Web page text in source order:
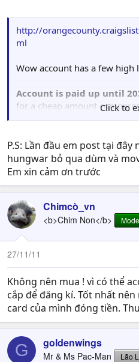
http://
ml
Wow account has a few high
Account is paid up until
for a cheap amount
request.
Interested or have any
Ask for Nate
Click to
P.S: Lần đầu em post tại đây
hungwar bỏ qua dùm và
Em xin cảm ơn trước
Chimcò_vn
<b>Chim Non</b>
27/11/11
Không nên mua ! vì có thể
cắp để đăng kí. Tốt nhất
card của mình đóng tiền.
G goldenwings
Mr & Ms Pac-Man Lão